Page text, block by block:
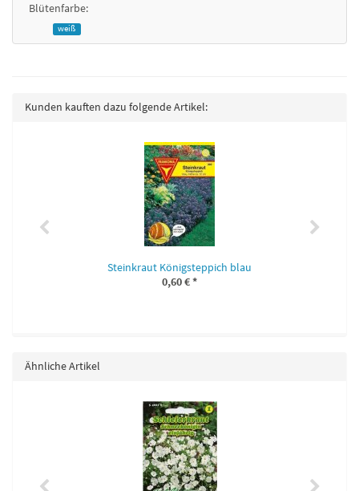
Blütenfarbe:
weiß
Kunden kauften dazu folgende Artikel:
Steinkraut Königsteppich blau
0,60 €*
Ähnliche Artikel